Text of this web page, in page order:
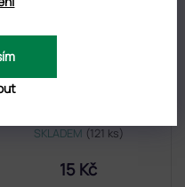
ELIPSA - vzorkovník
SKLADEM (121 ks)
15 Kč